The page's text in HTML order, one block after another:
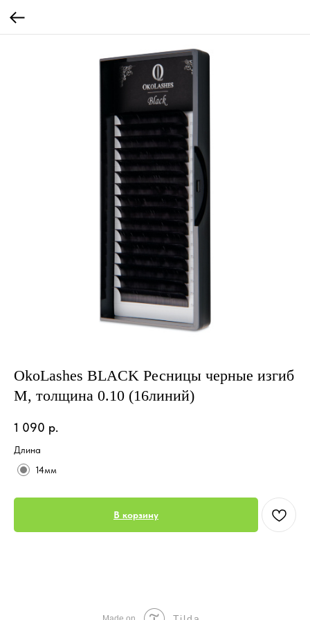
OkoLashes BLACK Ресницы черные изгиб
M, толщина 0.10 (16линий)
1 090 р.
Длина
14мм
В корзину